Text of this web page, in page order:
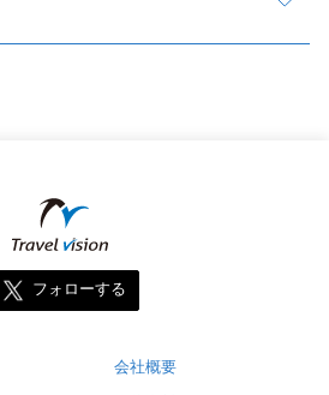
フォローする
会社概要